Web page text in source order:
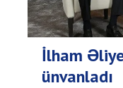
İlham
ünvanladı